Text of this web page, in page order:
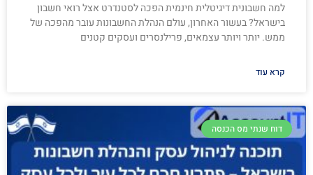
למה חשבונית דיגיטלית חינמית הפכה לסטנדרט אצל רואי חשבון
בישראל? בעשור האחרון, עולם הנהלת החשבונות עובר מהפכה של
ממש. יותר ויותר עצמאים, פרילנסרים ועסקים קטנים
קרא עוד
דוח שנתי מס הכנסה